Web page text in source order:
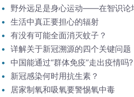
野外远足是身心运动——在智识论
与健康”的发言
生活中真正要担心的辐射
有没有可能全面消灭蚊子？
详解关于新冠溯源的四个关键问题
中国能通过“群体免疫”走出疫情吗?
新冠感染何时用抗生素？
居家制氧和吸氧要警惕氧中毒